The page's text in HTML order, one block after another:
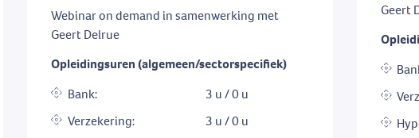
Webinar on demand in samenwerking met
Geert Delrue
Opleidingsuren (algemeen/sectorspecifiek)
Bank:
3 u / 0 u
Verzekering:
3 u / 0 u
Geert